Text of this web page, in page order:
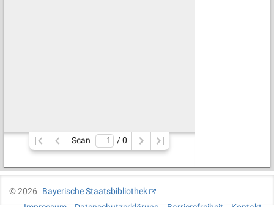
Scan / 0
©2026
Bayerische Staatsbibliothek